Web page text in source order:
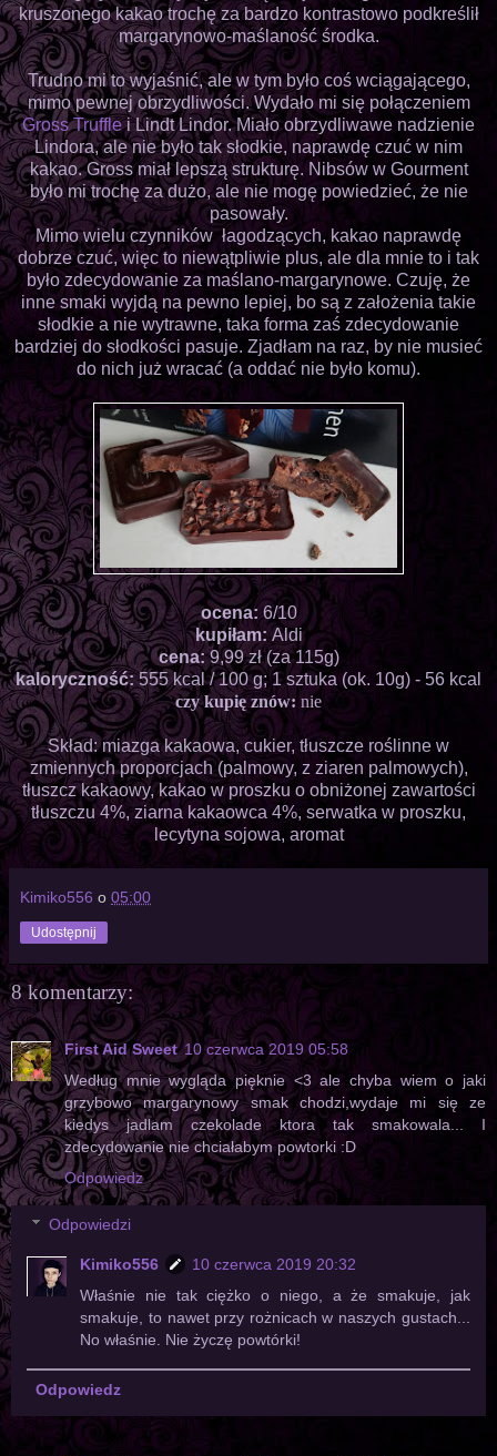
kruszonego kakao trochę za bardzo kontrastowo podkreślił
margarynowo-maślaność środka.
Trudno mi to wyjaśnić, ale w tym było coś wciągającego,
mimo pewnej obrzydliwości. Wydało mi się połączeniem
Gross Trufflei Lindt Lindor. Miało obrzydliwawe nadzienie
Lindora, ale nie było tak słodkie, naprawdę czuć w nim
kakao. Gross miał lepszą strukturę. Nibsów w Gourment
było mi trochę za dużo, ale nie mogę powiedzieć, że nie
pasowały.
Mimo wielu czynników łagodzących, kakao naprawdę
dobrze czuć, więc to niewątpliwie plus, ale dla mnie to i tak
było zdecydowanie za maślano-margarynowe. Czuję, że
inne smaki wyjdą na pewno lepiej, bo są z założenia takie
słodkie a nie wytrawne, taka forma zaś zdecydowanie
bardziej do słodkości pasuje. Zjadłam na raz, by nie musieć
do nich już wracać (a oddać nie było komu).
ocena: 6/10
kupiłam:Aldi
cena:9,99 zł (za 115g)
kaloryczność:555 kcal / 100 g; 1 sztuka (ok. 10g) - 56 kcal
czy kupię znów: nie
Skład: miazga kakaowa, cukier, tłuszcze roślinne w
zmiennych proporcjach (palmowy, z ziaren palmowych),
tłuszcz kakaowy, kakao w proszku o obniżonej zawartości
tłuszczu 4%, ziarna kakaowca 4%, serwatka w proszku,
lecytyna sojowa, aromat
Kimiko556 o 05:00
Udostępnij
8 komentarzy:
First Aid Sweet 10 czerwca 2019 05:58
Według mnie wygląda pięknie <3 ale chyba wiem o jaki
grzybowo margarynowy smak chodzi,wydaje mi się ze
kiedys jadlam czekolade ktora tak smakowala... I
zdecydowanie nie chciałabym powtorki :D
Odpowiedz
Odpowiedzi
Kimiko556
10 czerwca 2019 20:32
Właśnie nie tak ciężko o niego, a że smakuje, jak
smakuje, to nawet przy rożnicach w naszych gustach...
No właśnie. Nie życzę powtórki!
Odpowiedz